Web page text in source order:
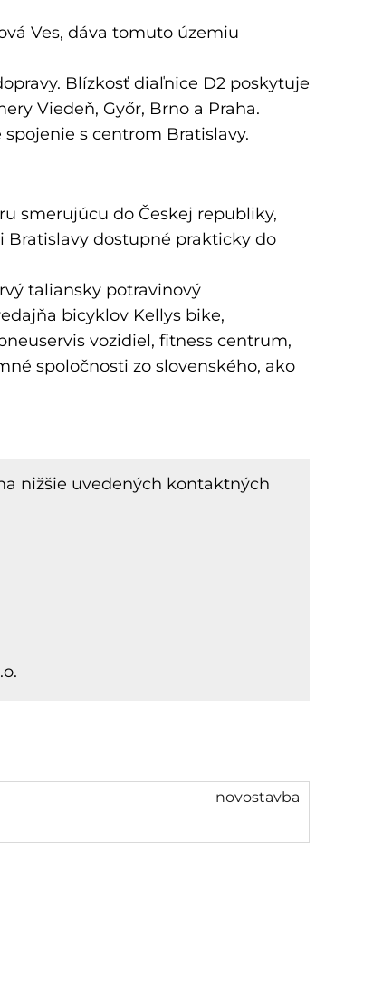
Ves, dáva tomuto územiu
Blízkosť diaľnice D2 poskytuje
Viedeň, Győr, Brno a Praha.
s centrom Bratislavy.
smerujúcu do Českej republiky,
Bratislavy dostupné prakticky do
taliansky potravinový
bicyklov Kellys bike,
vozidiel, fitness centrum,
spoločnosti zo slovenského, ako
nižšie uvedených kontaktných
novostavba